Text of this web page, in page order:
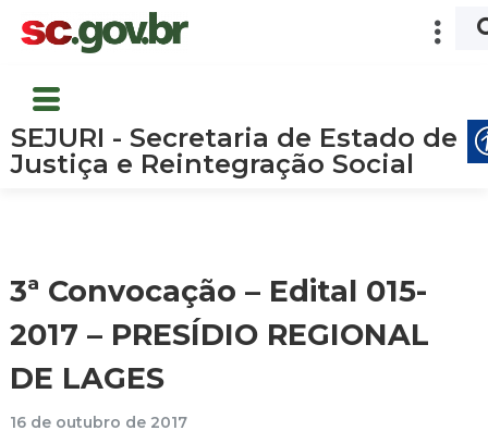
SEJURI - Secretaria de Estado de
Justiça e Reintegração Social
3ª Convocação – Edital 015-
2017 – PRESÍDIO REGIONAL
DE LAGES
16 de outubro de 2017